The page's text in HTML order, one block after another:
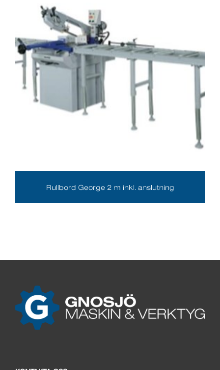
Rullbord George 2 m inkl. anslutning